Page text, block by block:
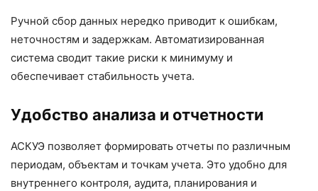
Ручной сбор данных нередко приводит к ошибкам,
неточностям и задержкам. Автоматизированная
система сводит такие риски к минимуму и
обеспечивает стабильность учета.
Удобство анализа и отчетности
АСКУЭ позволяет формировать отчеты по различным
периодам, объектам и точкам учета. Это удобно для
внутреннего контроля, аудита, планирования и